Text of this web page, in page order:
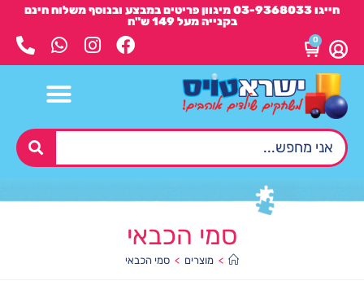
חייגו 03-9368033 מיגוון פריטים במבצע ובנוסף משלוח חינם
בקנייה מעל 149 ש"ח
0
סמי הכבאי
> מוצרים > סמי הכבאי